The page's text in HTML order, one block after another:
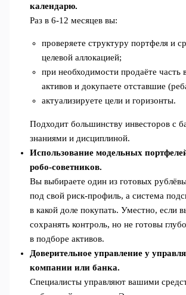
календарю.
Раз в 6-12 месяцев вы:
проверяете структуру портфеля и
целевой аллокацией;
при необходимости продаёте часть
активов и докупаете отставшие
актуализируете цели и горизонты.
Подходит большинству инвесторов с
знаниями и дисциплиной.
Использование модельных
робо‑советников.
Вы выбираете один из готовых
под свой риск‑профиль, а система
в какой доле покупать. Уместно, если
сохранять контроль, но не готовы
в подборе активов.
Доверительное управление у
компании или банка.
Специалисты управляют вашими